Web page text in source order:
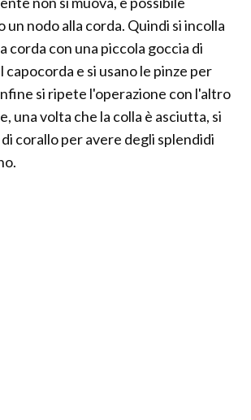
nodo alla corda. Quindi si incolla
corda con una piccola goccia di
capocorda e si usano le pinze per
si ripete l'operazione con l'altro
una volta che la colla è asciutta, si
corallo per avere degli splendidi